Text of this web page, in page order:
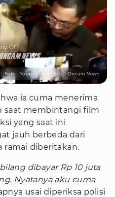
Foto : Youtube.com/Seleb Oncam News
ia cuma menerima
saat membintangi film
yang saat ini
jauh berbeda dari
ramai diberitakan.
dibayar Rp 10 juta
Nyatanya aku cuma
usai diperiksa polisi